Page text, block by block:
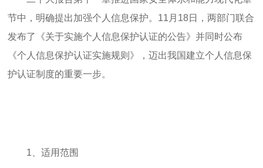
节中，明确提出加强个人信息保护。11月18日，两部门联合
发布了《关于实施个人信息保护认证的公告》并同时公布
《个人信息保护认证实施规则》，迈出我国建立个人信息保
护认证制度的重要一步。
1、适用范围